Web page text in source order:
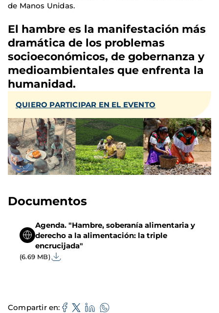
de Manos Unidas.
El hambre es la manifestación más
dramática de los problemas
socioeconómicos, de gobernanza y
medioambientales que enfrenta la
humanidad.
QUIERO PARTICIPAR EN EL EVENTO
Documentos
Agenda. "Hambre, soberanía alimentaria y
derecho a la alimentación: la triple
encrucijada"
(6.69 MB)
Compartir en